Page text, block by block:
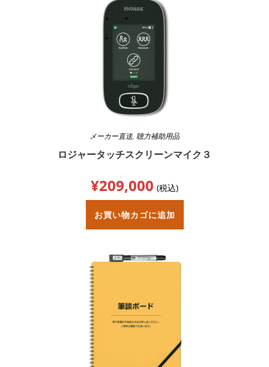
メーカー直送, 聴力補助用品
ロジャータッチスクリーンマイク３
¥209,000 (税込)
お買い物カゴに追加